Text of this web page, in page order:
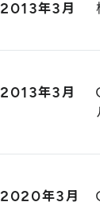
2013年3月
2013年3月
2020年3月